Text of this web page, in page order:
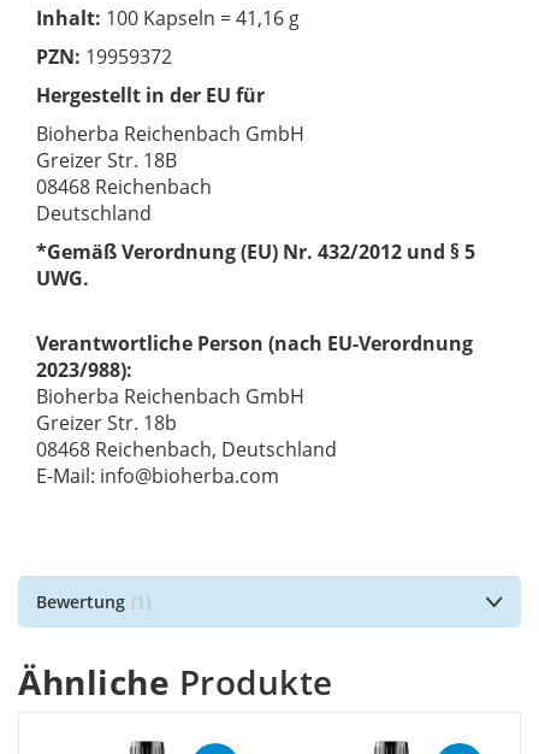
Inhalt: 100 Kapseln = 41,16 g
PZN: 19959372
Hergestellt in der EU für
Bioherba Reichenbach GmbH
Greizer Str. 18B
08468 Reichenbach
Deutschland
*Gemäß Verordnung (EU) Nr. 432/2012 und § 5
UWG.
Verantwortliche Person (nach EU-Verordnung
2023/988):
Bioherba Reichenbach GmbH
Greizer Str. 18b
08468 Reichenbach, Deutschland
E-Mail: info@bioherba.com
Bewertung 1
Ähnliche Produkte